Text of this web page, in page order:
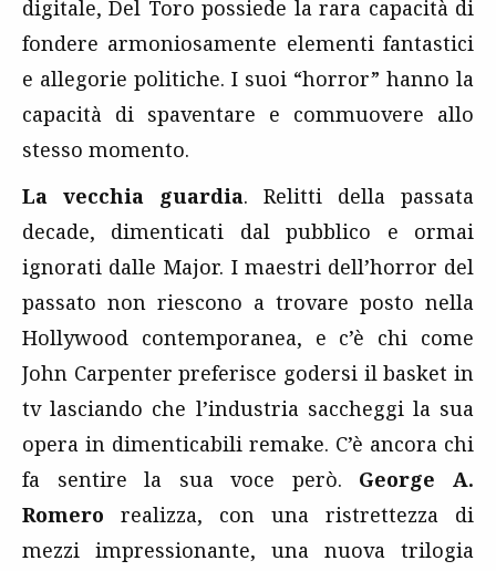
digitale, Del Toro possiede la rara capacità di
fondere armoniosamente elementi fantastici
e allegorie politiche. I suoi “horror” hanno la
capacità di spaventare e commuovere allo
stesso momento.
La vecchia guardia. Relitti della passata
decade, dimenticati dal pubblico e ormai
ignorati dalle Major. I maestri dell’horror del
passato non riescono a trovare posto nella
Hollywood contemporanea, e c’è chi come
John Carpenter preferisce godersi il basket in
tv lasciando che l’industria saccheggi la sua
opera in dimenticabili remake. C’è ancora chi
fa sentire la sua voce però. George A.
Romero realizza, con una ristrettezza di
mezzi impressionante, una nuova trilogia